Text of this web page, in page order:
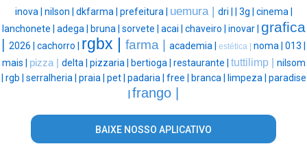
inova | nilson | dkfarma | prefeitura | uemura | dri | 3g | cinema |
lanchonete | adega | bruna | sorvete | acai | chaveiro | inovar | grafica
| 2026 | cachorro | rgbx | farma | academia | estética | noma | 013 |
mais | pizza | delta | pizzaria | bertioga | restaurante | tuttilimp | nilsom
rgb | serralheria | praia | pet | padaria | free | branca | limpeza | paradise
frango |
BAIXE NOSSO APLICATIVO